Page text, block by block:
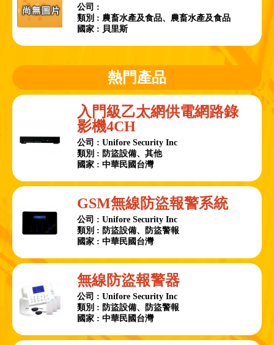
公司 :
類別 : 農畜水產及食品、農畜水產及食品
國家 : 貝里斯
熱門產品
入門級乙太網供電網路錄
影機4CH
公司 : Unifore Security Inc
類別 : 防盜設備、其他
國家 : 中華民國台灣
GSM無線防盜報警系統
公司 : Unifore Security Inc
類別 : 防盜設備、防盜警報
國家 : 中華民國台灣
無線防盜報警器
公司 : Unifore Security Inc
類別 : 防盜設備、防盜警報
國家 : 中華民國台灣